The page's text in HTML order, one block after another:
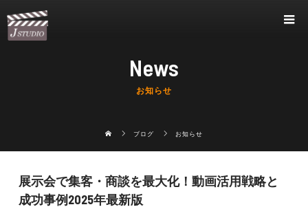
News
お知らせ
ブログ お知らせ
展示会で集客・商談を最大化！動画活用戦略と
成功事例2025年最新版